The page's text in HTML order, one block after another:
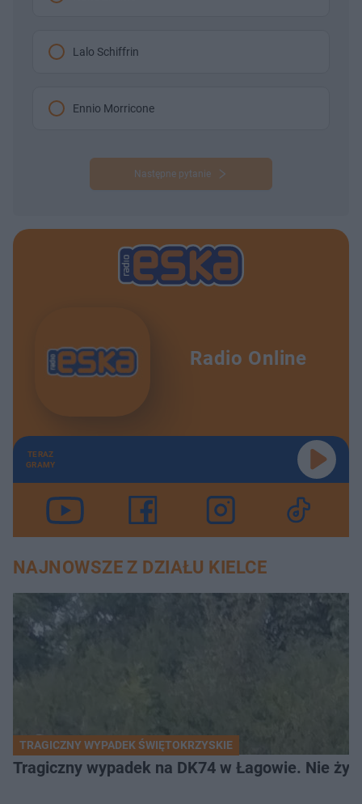
Lalo Schiffrin
Ennio Morricone
Następne pytanie
Radio Online
TERAZ
GRAMY
NAJNOWSZE Z DZIAŁU KIELCE
TRAGICZNY WYPADEK ŚWIĘTOKRZYSKIE
Tragiczny wypadek na DK74 w Łagowie. Nie